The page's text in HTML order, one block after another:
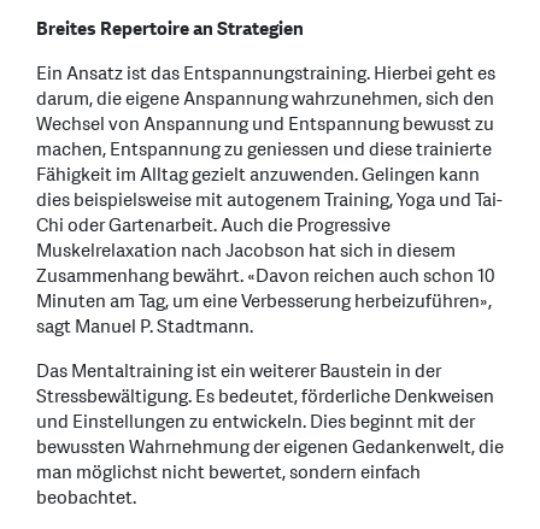
Breites Repertoire an Strategien
Ein Ansatz ist das Entspannungstraining. Hierbei geht es
darum, die eigene Anspannung wahrzunehmen, sich den
Wechsel von Anspannung und Entspannung bewusst zu
machen, Entspannung zu geniessen und diese trainierte
Fähigkeit im Alltag gezielt anzuwenden. Gelingen kann
dies beispielsweise mit autogenem Training, Yoga und Tai-
Chi oder Gartenarbeit. Auch die Progressive
Muskelrelaxation nach Jacobson hat sich in diesem
Zusammenhang bewährt. «Davon reichen auch schon 10
Minuten am Tag, um eine Verbesserung herbeizuführen»,
sagt Manuel P. Stadtmann.
Das Mentaltraining ist ein weiterer Baustein in der
Stressbewältigung. Es bedeutet, förderliche Denkweisen
und Einstellungen zu entwickeln. Dies beginnt mit der
bewussten Wahrnehmung der eigenen Gedankenwelt, die
man möglichst nicht bewertet, sondern einfach
beobachtet.